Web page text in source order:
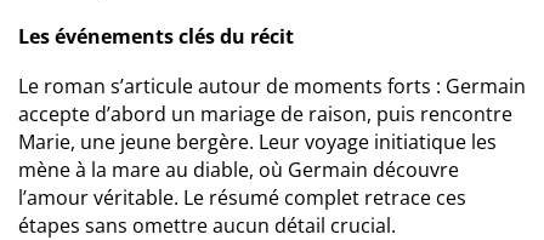
Les événements clés du récit
Le roman s’articule autour de moments forts : Germain
accepte d’abord un mariage de raison, puis rencontre
Marie, une jeune bergère. Leur voyage initiatique les
mène à la mare au diable, où Germain découvre
l’amour véritable. Le résumé complet retrace ces
étapes sans omettre aucun détail crucial.